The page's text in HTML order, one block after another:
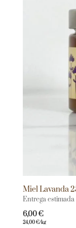
Miel Lavanda
Entrega estimada
6,00€
24,00€/kg